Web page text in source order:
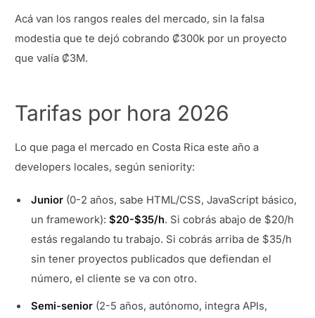
Acá van los rangos reales del mercado, sin la falsa
modestia que te dejó cobrando ₡300k por un proyecto
que valía ₡3M.
Tarifas por hora 2026
Lo que paga el mercado en Costa Rica este año a
developers locales, según seniority:
Junior (0-2 años, sabe HTML/CSS, JavaScript básico,
un framework):$20-$35/h. Si cobrás abajo de $20/h
estás regalando tu trabajo. Si cobrás arriba de $35/h
sin tener proyectos publicados que defiendan el
número, el cliente se va con otro.
Semi-senior (2-5 años, autónomo, integra APIs,